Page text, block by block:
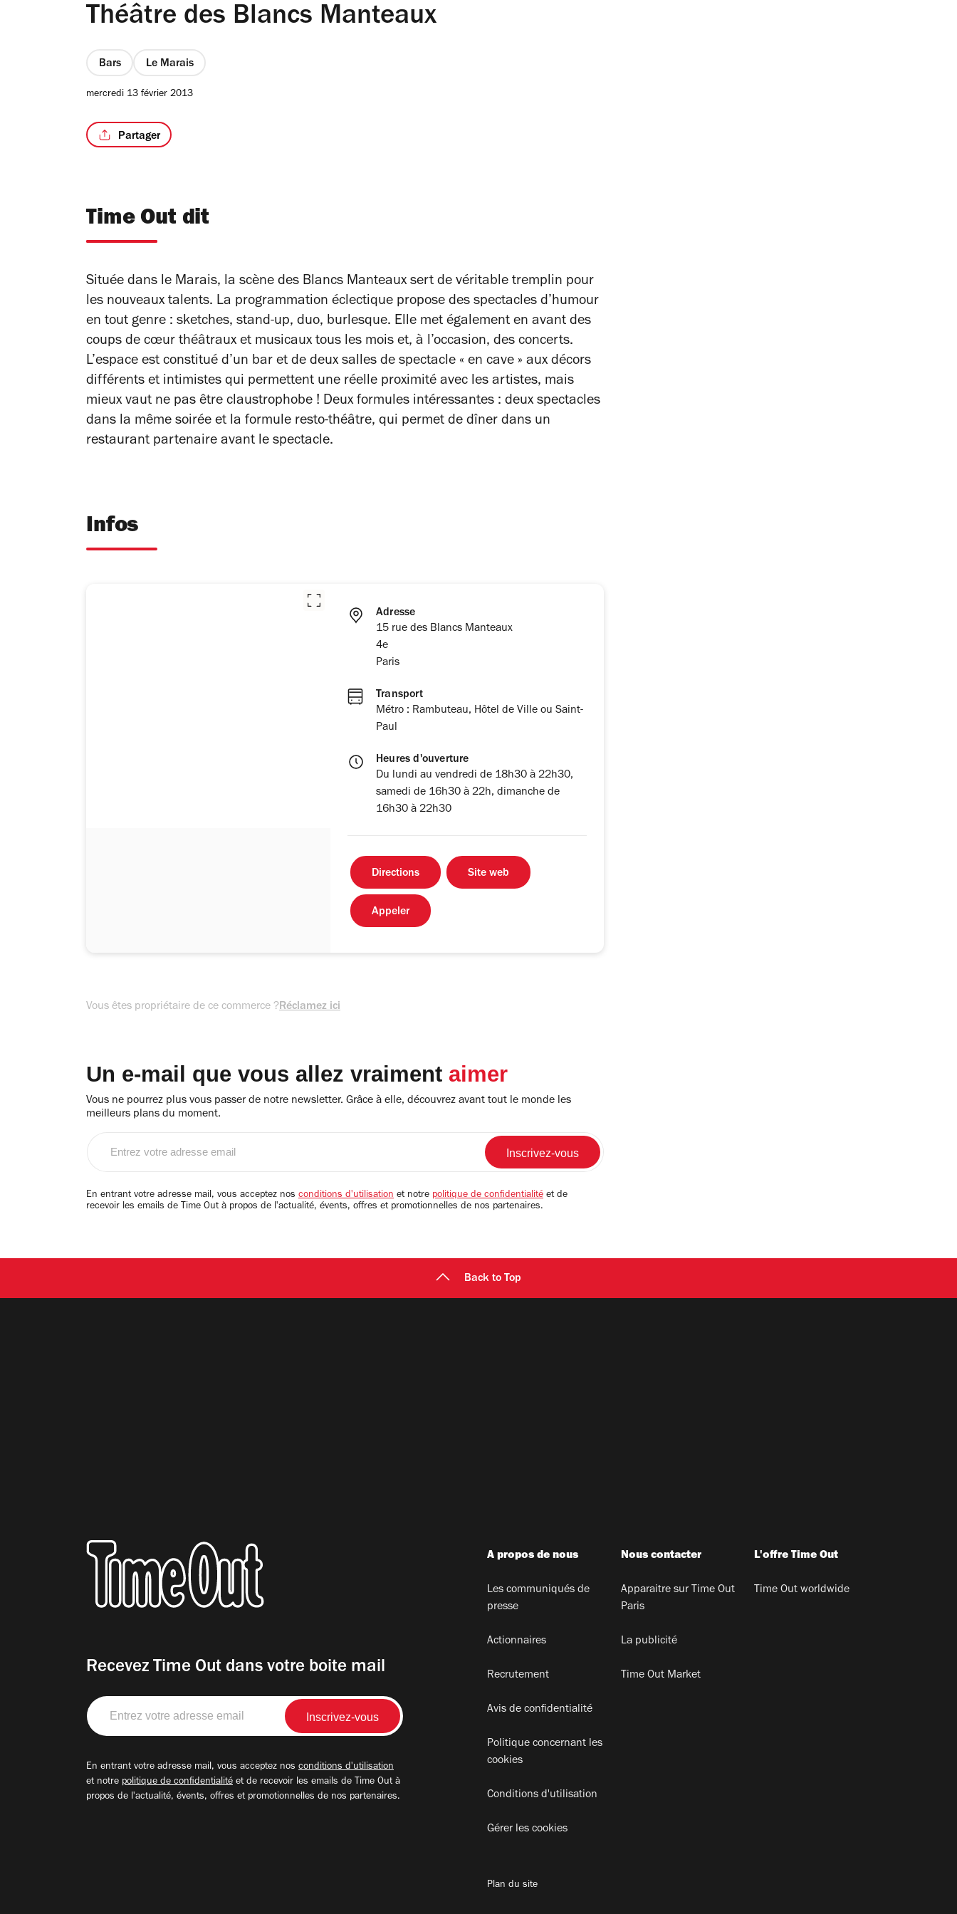
Théâtre des Blancs Manteaux
Bars Le Marais
mercredi 13 février 2013
Partager
Time Out dit
Située dans le Marais, la scène des Blancs Manteaux sert de véritable tremplin pour
les nouveaux talents. La programmation éclectique propose des spectacles d’humour
en tout genre : sketches, stand-up, duo, burlesque. Elle met également en avant des
coups de cœur théâtraux et musicaux tous les mois et, à l’occasion, des concerts.
L’espace est constitué d’un bar et de deux salles de spectacle « en cave » aux décors
différents et intimistes qui permettent une réelle proximité avec les artistes, mais
mieux vaut ne pas être claustrophobe ! Deux formules intéressantes : deux spectacles
dans la même soirée et la formule resto-théâtre, qui permet de dîner dans un
restaurant partenaire avant le spectacle.
Infos
Adresse
15 rue des Blancs Manteaux
4e
Paris
Transport
Métro : Rambuteau, Hôtel de Ville ou Saint-
Paul
Heures d'ouverture
Du lundi au vendredi de 18h30 à 22h30,
samedi de 16h30 à 22h, dimanche de
16h30 à 22h30
Directions Site web
Appeler
Vous êtes propriétaire de ce commerce ?Réclamez ici
Un e-mail que vous allez vraiment aimer
Vous ne pourrez plus vous passer de notre newsletter. Grâce à elle, découvrez avant tout le monde les
meilleurs plans du moment.
email
En entrant votre adresse mail, vous acceptez nos conditions d'utilisation et notre politique de confidentialité et de
recevoir les emails de Time Out à propos de l'actualité, évents, offres et promotionnelles de nos partenaires.
Back to Top
Recevez Time Out dans votre boite mail
Entrez
votre
adresse
En entrant votre adresse mail, vous acceptez nos conditions d'utilisation
et notre politique de confidentialité et de recevoir les emails de Time Out à
propos de l'actualité, évents, offres et promotionnelles de nos partenaires.
A propos de nous
Les communiqués de
presse
Actionnaires
Recrutement
Avis de confidentialité
Politique concernant les
cookies
Conditions d'utilisation
Gérer les cookies
Nous contacter
Apparaitre sur Time Out
Paris
La publicité
Time Out Market
L'offre Time Out
Time Out worldwide
Plan du site